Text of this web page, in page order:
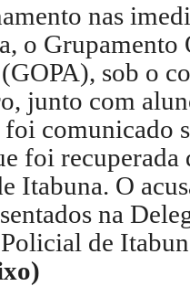
nas
o Grupamento
sob o
junto com
comunicado
foi recuperada
Itabuna. O
na
de